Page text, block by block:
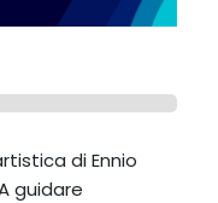
di Ennio
guidare